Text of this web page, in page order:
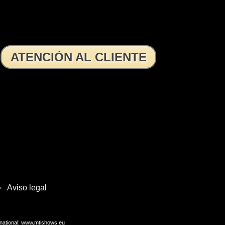
ATENCIÓN AL CLIENTE
Aviso legal
www.mtishows.eu